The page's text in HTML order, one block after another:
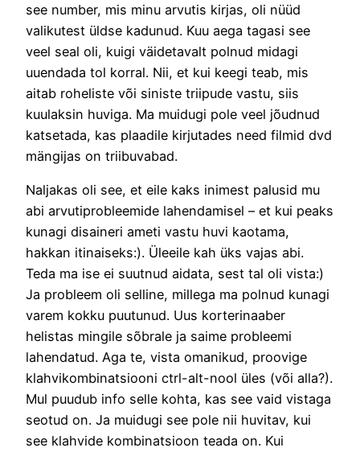
see number, mis minu arvutis kirjas, oli nüüd
valikutest üldse kadunud. Kuu aega tagasi see
veel seal oli, kuigi väidetavalt polnud midagi
uuendada tol korral. Nii, et kui keegi teab, mis
aitab roheliste või siniste triipude vastu, siis
kuulaksin huviga. Ma muidugi pole veel jõudnud
katsetada, kas plaadile kirjutades need filmid dvd
mängijas on triibuvabad.
Naljakas oli see, et eile kaks inimest palusid mu
abi arvutiprobleemide lahendamisel – et kui peaks
kunagi disaineri ameti vastu huvi kaotama,
hakkan itinaiseks:). Üleeile kah üks vajas abi.
Teda ma ise ei suutnud aidata, sest tal oli vista:)
Ja probleem oli selline, millega ma polnud kunagi
varem kokku puutunud. Uus korterinaaber
helistas mingile sõbrale ja saime probleemi
lahendatud. Aga te, vista omanikud, proovige
klahvikombinatsiooni ctrl-alt-nool üles (või alla?).
Mul puudub info selle kohta, kas see vaid vistaga
seotud on. Ja muidugi see pole nii huvitav, kui
see klahvide kombinatsioon teada on. Kui